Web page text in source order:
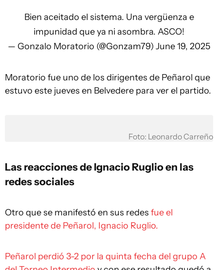
Bien aceitado el sistema. Una vergüenza e
impunidad que ya ni asombra. ASCO!
— Gonzalo Moratorio (@Gonzam79) June 19, 2025
Moratorio fue uno de los dirigentes de Peñarol que
estuvo este jueves en Belvedere para ver el partido.
Foto: Leonardo Carreño
Las reacciones de Ignacio Ruglio en las
redes sociales
Otro que se manifestó en sus redes fue el
presidente de Peñarol, Ignacio Ruglio.
Peñarol perdió 3-2 por la quinta fecha del grupo A